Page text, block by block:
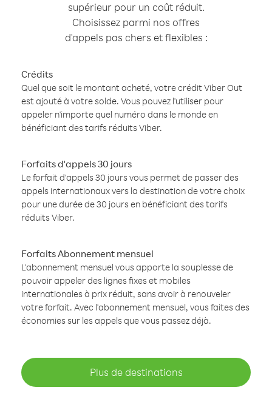
supérieur pour un coût réduit.
Choisissez parmi nos offres
d'appels pas chers et flexibles :
Crédits
Quel que soit le montant acheté, votre crédit Viber Out
est ajouté à votre solde. Vous pouvez l'utiliser pour
appeler n'importe quel numéro dans le monde en
bénéficiant des tarifs réduits Viber.
Forfaits d'appels 30 jours
Le forfait d'appels 30 jours vous permet de passer des
appels internationaux vers la destination de votre choix
pour une durée de 30 jours en bénéficiant des tarifs
réduits Viber.
Forfaits Abonnement mensuel
L'abonnement mensuel vous apporte la souplesse de
pouvoir appeler des lignes fixes et mobiles
internationales à prix réduit, sans avoir à renouveler
votre forfait. Avec l'abonnement mensuel, vous faites des
économies sur les appels que vous passez déjà.
Plus de destinations